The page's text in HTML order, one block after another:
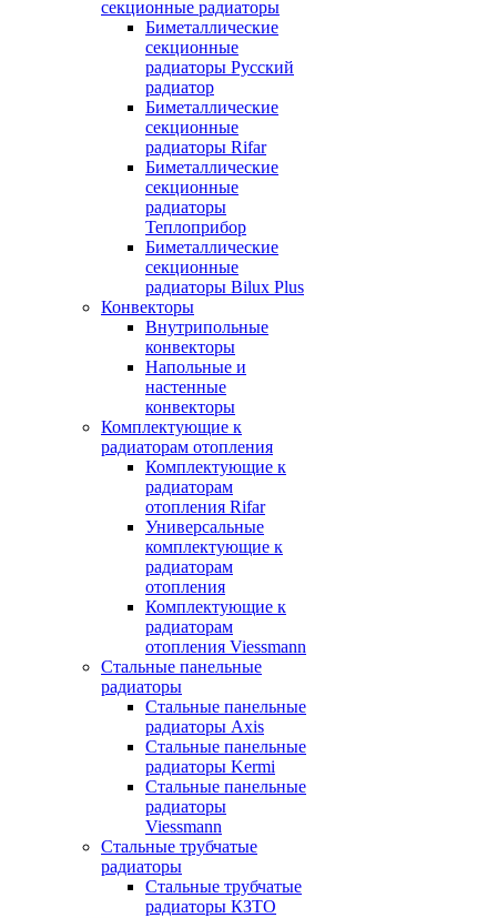
секционные радиаторы
Биметаллические
секционные
радиаторы Русский
радиатор
Биметаллические
секционные
радиаторы Rifar
Биметаллические
секционные
радиаторы
Теплоприбор
Биметаллические
секционные
радиаторы Bilux Plus
Конвекторы
Внутрипольные
конвекторы
Напольные и
настенные
конвекторы
Комплектующие к
радиаторам отопления
Комплектующие к
радиаторам
отопления Rifar
Универсальные
комплектующие к
радиаторам
отопления
Комплектующие к
радиаторам
отопления Viessmann
Стальные панельные
радиаторы
Стальные панельные
радиаторы Axis
Стальные панельные
радиаторы Kermi
Стальные панельные
радиаторы
Viessmann
Стальные трубчатые
радиаторы
Стальные трубчатые
радиаторы КЗТО